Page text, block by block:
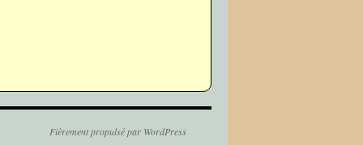
Fièrement propulsé par WordPress